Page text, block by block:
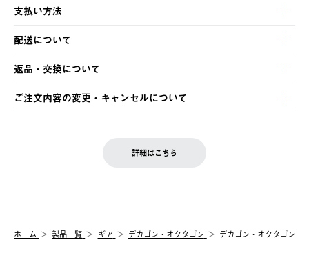
支払い方法
以下のいずれかの方法でお支払いいただけます。
・クレジットカード決済
・コンビニ決済
・Pay-easy決済
配送について
【発送スケジュール】
ご注文・ご入金完了より2営業日以内に商品を発送いたします。
土日祝の発送はございませんので、木曜日以降のご注文は週明け
の発送となる場合がございます。
【配送業者】
佐川急便にて配送されます。
返品・交換について
※お客様都合の場合
お客様都合の返品にかかる送料は、お客様ご負担とさせていただ
一度お手元の商品を返品いただき、ご希望商品を再注文してくだ
ご注文内容の変更・キャンセルについて
LOGOS FAMILY会員の方は、会員マイページ内 購入履歴画面に
詳細はこちら
ホーム 製品一覧 ギア デカゴン・オクタゴン デカゴン・オクタゴン